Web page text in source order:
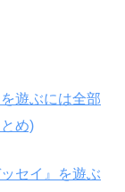
遊ぶには全部
め)
セイ』を遊ぶ